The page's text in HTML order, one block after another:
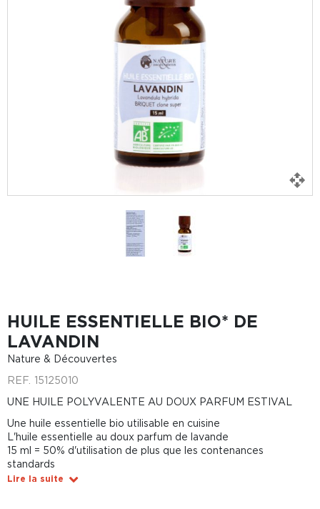
HUILE ESSENTIELLE BIO* DE
LAVANDIN
Nature & Découvertes
REF. 15125010
UNE HUILE POLYVALENTE AU DOUX PARFUM ESTIVAL
Une huile essentielle bio utilisable en cuisine
L'huile essentielle au doux parfum de lavande
15 ml = 50% d'utilisation de plus que les contenances
standards
Lire la suite